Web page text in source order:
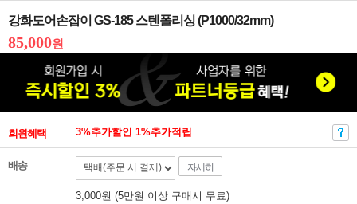
강화도어손잡이 GS-185 스텐폴리싱 (P1000/32mm)
85,000원
회원혜택 3%추가할인 1%추가적립
배송 자세히
3,000원 (5만원 이상 구매시 무료)